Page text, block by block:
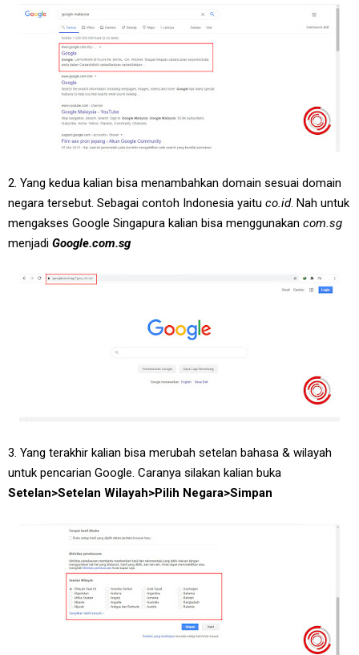
2. Yang kedua kalian bisa menambahkan domain sesuai domain
negara tersebut. Sebagai contoh Indonesia yaitu co.id. Nah untuk
mengakses Google Singapura kalian bisa menggunakan com.sg
menjadi Google.com.sg
3. Yang terakhir kalian bisa merubah setelan bahasa & wilayah
untuk pencarian Google. Caranya silakan kalian buka
Setelan>Setelan Wilayah>Pilih Negara>Simpan